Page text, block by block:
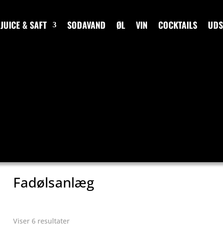
JUICE & SAFT SODAVAND ØL VIN COCKTAILS
Fadølsanlæg
Viser 6 resultaterSorteret